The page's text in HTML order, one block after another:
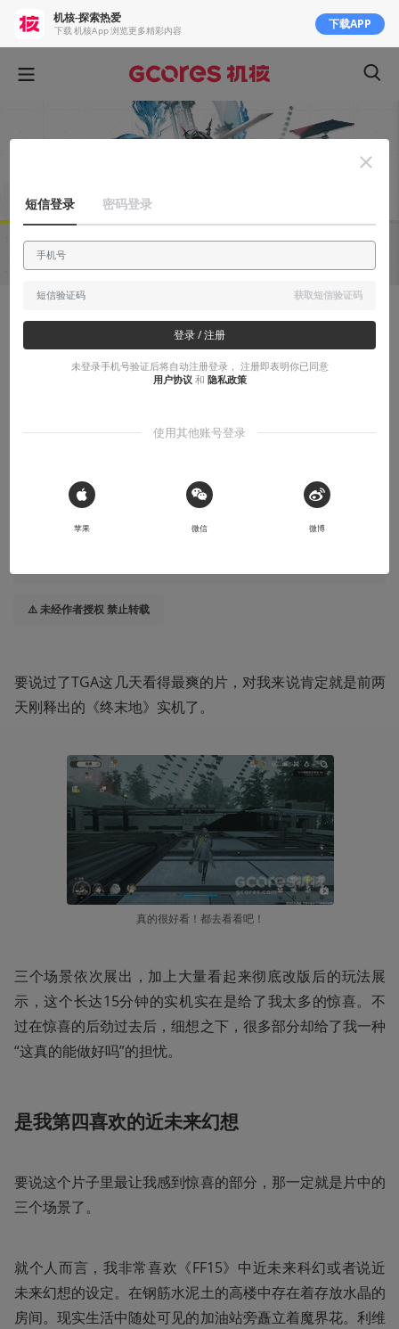
有感而发
看《终末地》新片，十足的惊喜和深深的担
⚠️ 未经作者授权 禁止转载
要说过了TGA这几天看得最爽的片，对我来说肯定就是前两
天刚释出的《终末地》实机了。
真的很好看！都去看看吧！
三个场景依次展出，加上大量看起来彻底改版后的玩法展
示，这个长达15分钟的实机实在是给了我太多的惊喜。不
过在惊喜的后劲过去后，细想之下，很多部分却给了我一种
“这真的能做好吗”的担忧。
是我第四喜欢的近未来幻想
要说这个片子里最让我感到惊喜的部分，那一定就是片中的
三个场景了。
就个人而言，我非常喜欢《FF15》中近未来科幻或者说近
未来幻想的设定。在钢筋水泥土的高楼中存在着存放水晶的
房间。现实生活中随处可见的加油站旁矗立着魔界花。利维
机核-探索热爱
下载 机核App 浏览更多精彩内容 下载APP
短信登录 密码登录
获取短信验证码
登录 / 注册
未登录手机号验证后将自动注册登录， 注册即表明你已同意
用户协议 和 隐私政策
使用其他账号登录
 Sign in with Apple
苹果 微信 微博